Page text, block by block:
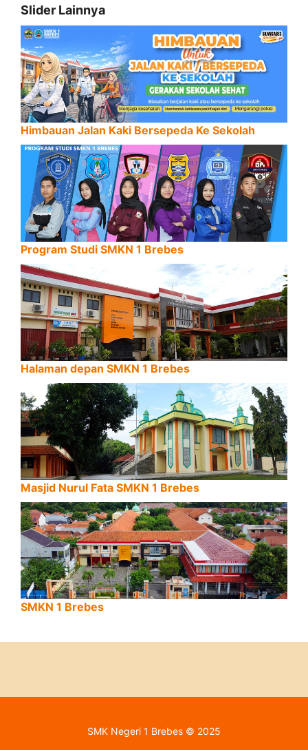
Slider Lainnya
Himbauan Jalan Kaki Bersepeda Ke Sekolah
Program Studi SMKN 1 Brebes
Halaman depan SMKN 1 Brebes
Masjid Nurul Fata SMKN 1 Brebes
SMKN 1 Brebes
SMK Negeri 1 Brebes © 2025